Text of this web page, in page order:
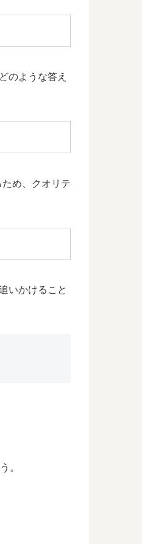
のような答え
め、クオリテ
いかけること
。